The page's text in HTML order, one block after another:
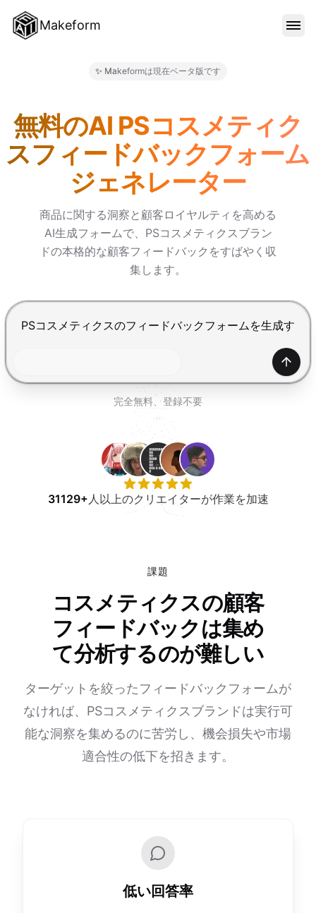
Makeform
ブログ
料金
無料で試す
✨ Makeformは現在ベータ版です
無料のAI PSコスメティク
スフィードバックフォーム
ジェネレーター
商品に関する洞察と顧客ロイヤルティを高める
AI生成フォームで、PSコスメティクスブラン
ドの本格的な顧客フィードバックをすばやく収
集します。
Enterで送信、Shift+Enterで改行
生成
完全無料、登録不要
31129+人以上のクリエイターが作業を加速
課題
コスメティクスの顧客
フィードバックは集め
て分析するのが難しい
ターゲットを絞ったフィードバックフォームが
なければ、PSコスメティクスブランドは実行可
能な洞察を集めるのに苦労し、機会損失や市場
適合性の低下を招きます。
低い回答率